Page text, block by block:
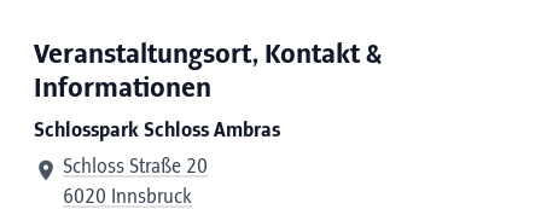
Veranstaltungsort, Kontakt &
Informationen
Schlosspark Schloss Ambras
Schloss Straße 20
6020 Innsbruck